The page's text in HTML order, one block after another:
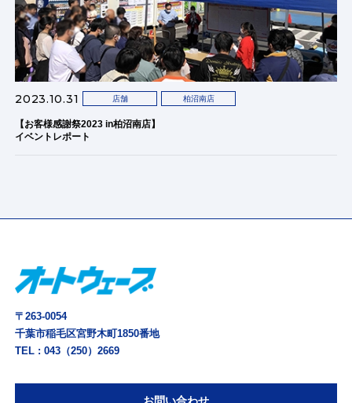
2023.10.31 店舗 柏沼南店
【お客様感謝祭2023 in柏沼南店】
イベントレポート
〒263-0054
千葉市稲毛区宮野木町1850番地
TEL :043（250）2669